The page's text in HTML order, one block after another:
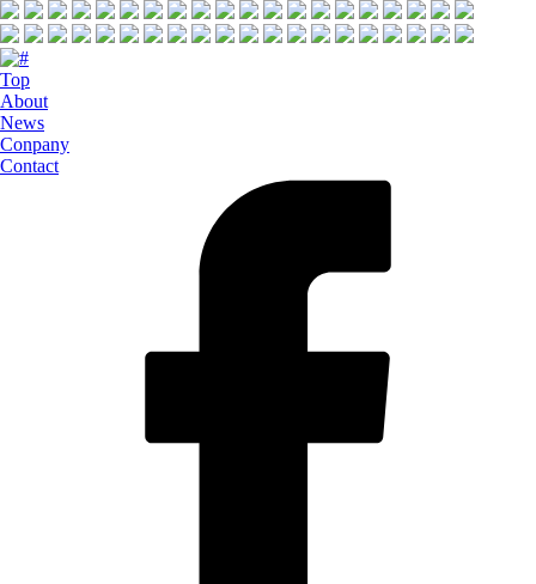
Top
About
News
Conpany
Contact